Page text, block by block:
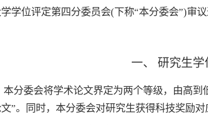
学位评定第四分委员会(下称“本分委会”)审
一、 研究生学
本分委会将学术论文界定为两个等级，由高到
”。同时，本分委会对研究生获得科技奖励对